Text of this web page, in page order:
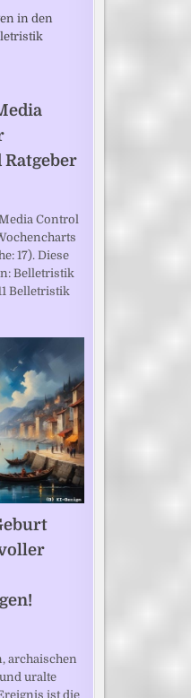
Control
17). Diese
Belletristik
Belletristik
archaischen
uralte
ist die